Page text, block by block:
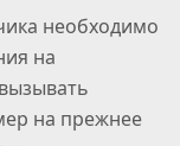
необходимо
на
на прежнее